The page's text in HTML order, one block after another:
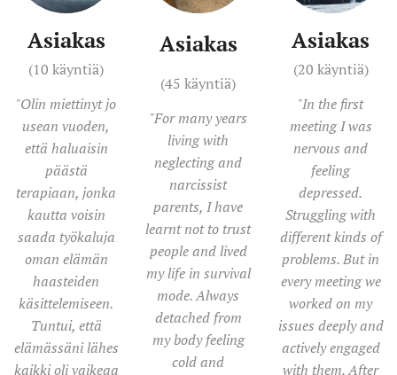
Asiakas
(10 käyntiä)
"Olin miettinyt jo
usean vuoden,
että haluaisin
päästä
terapiaan, jonka
kautta voisin
saada työkaluja
oman elämän
haasteiden
käsittelemiseen.
Tuntui, että
elämässäni lähes
kaikki oli vaikeaa
Asiakas
(45 käyntiä)
"For many years
living with
neglecting and
narcissist
parents, I have
learnt not to trust
people and lived
my life in survival
mode. Always
detached from
my body feeling
cold and
Asiakas
(20 käyntiä)
"In the first
meeting I was
nervous and
feeling
depressed.
Struggling with
different kinds of
problems. But in
every meeting we
worked on my
issues deeply and
actively engaged
with them. After